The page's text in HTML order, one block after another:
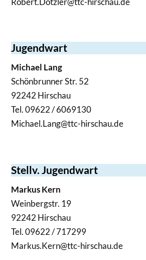
Jugendwart
Michael Lang
Schönbrunner Str. 52
92242 Hirschau
Tel. 09622 / 6069130
Michael.Lang@ttc-hirschau.de
Stellv. Jugendwart
Markus Kern
Weinbergstr. 19
92242 Hirschau
Tel. 09622 / 717299
Markus.Kern@ttc-hirschau.de